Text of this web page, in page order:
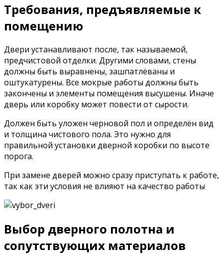
Требования, предъявляемые к
помещению
Двери устанавливают после, так называемой,
предчистовой отделки. Другими словами, стены
должны быть выравнены, зашпатлёваны и
оштукатурены. Все мокрые работы должны быть
закончены и элементы помещения высушены. Иначе
дверь или коробку может повести от сырости.
Должен быть уложен черновой пол и определён вид
и толщина чистового пола. Это нужно для
правильной установки дверной коробки по высоте
порога.
При замене дверей можно сразу приступать к работе,
так как эти условия не влияют на качество работы
Выбор дверного полотна и
сопутствующих материалов